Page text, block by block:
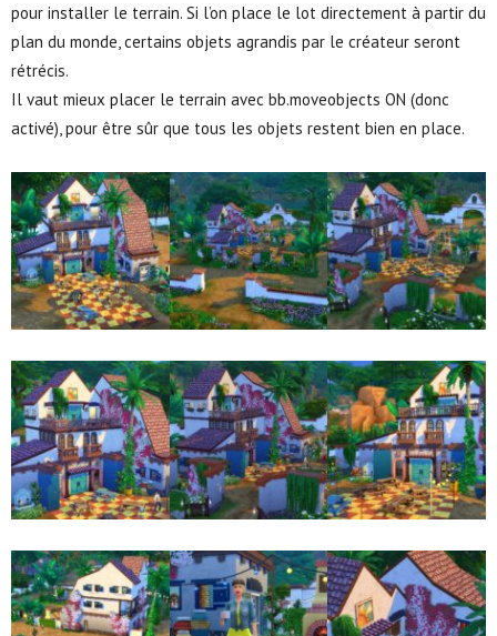
pour installer le terrain. Si l’on place le lot directement à partir du
plan du monde, certains objets agrandis par le créateur seront
rétrécis.
Il vaut mieux placer le terrain avec bb.moveobjects ON (donc
activé), pour être sûr que tous les objets restent bien en place.